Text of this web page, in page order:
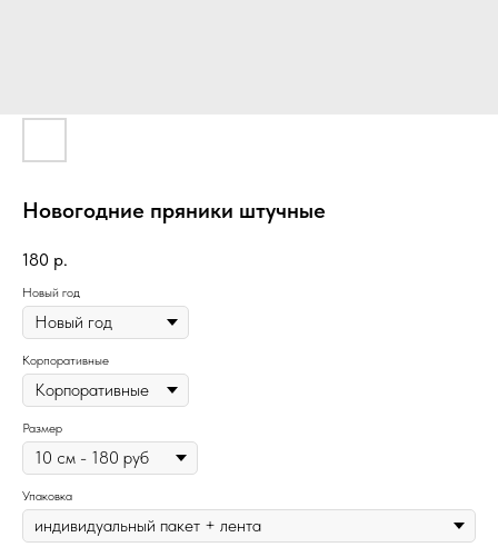
Новогодние пряники штучные
180 р.
Новый год
Корпоративные
Размер
Упаковка